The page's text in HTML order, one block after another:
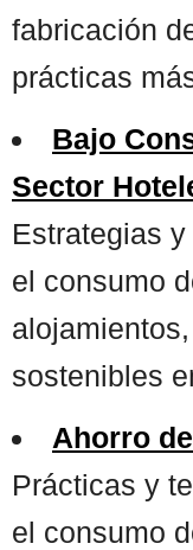
fabricación
prácticas
Bajo
Sector
Estrategias
el consumo
sostenibles
Ahorro
Prácticas y
el consumo